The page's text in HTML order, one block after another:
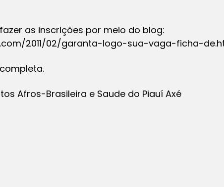
as inscrições por meio do blog:
2011/02/garanta-logo-sua-vaga-ficha-
Afros-Brasileira e Saude do Piauí Axé